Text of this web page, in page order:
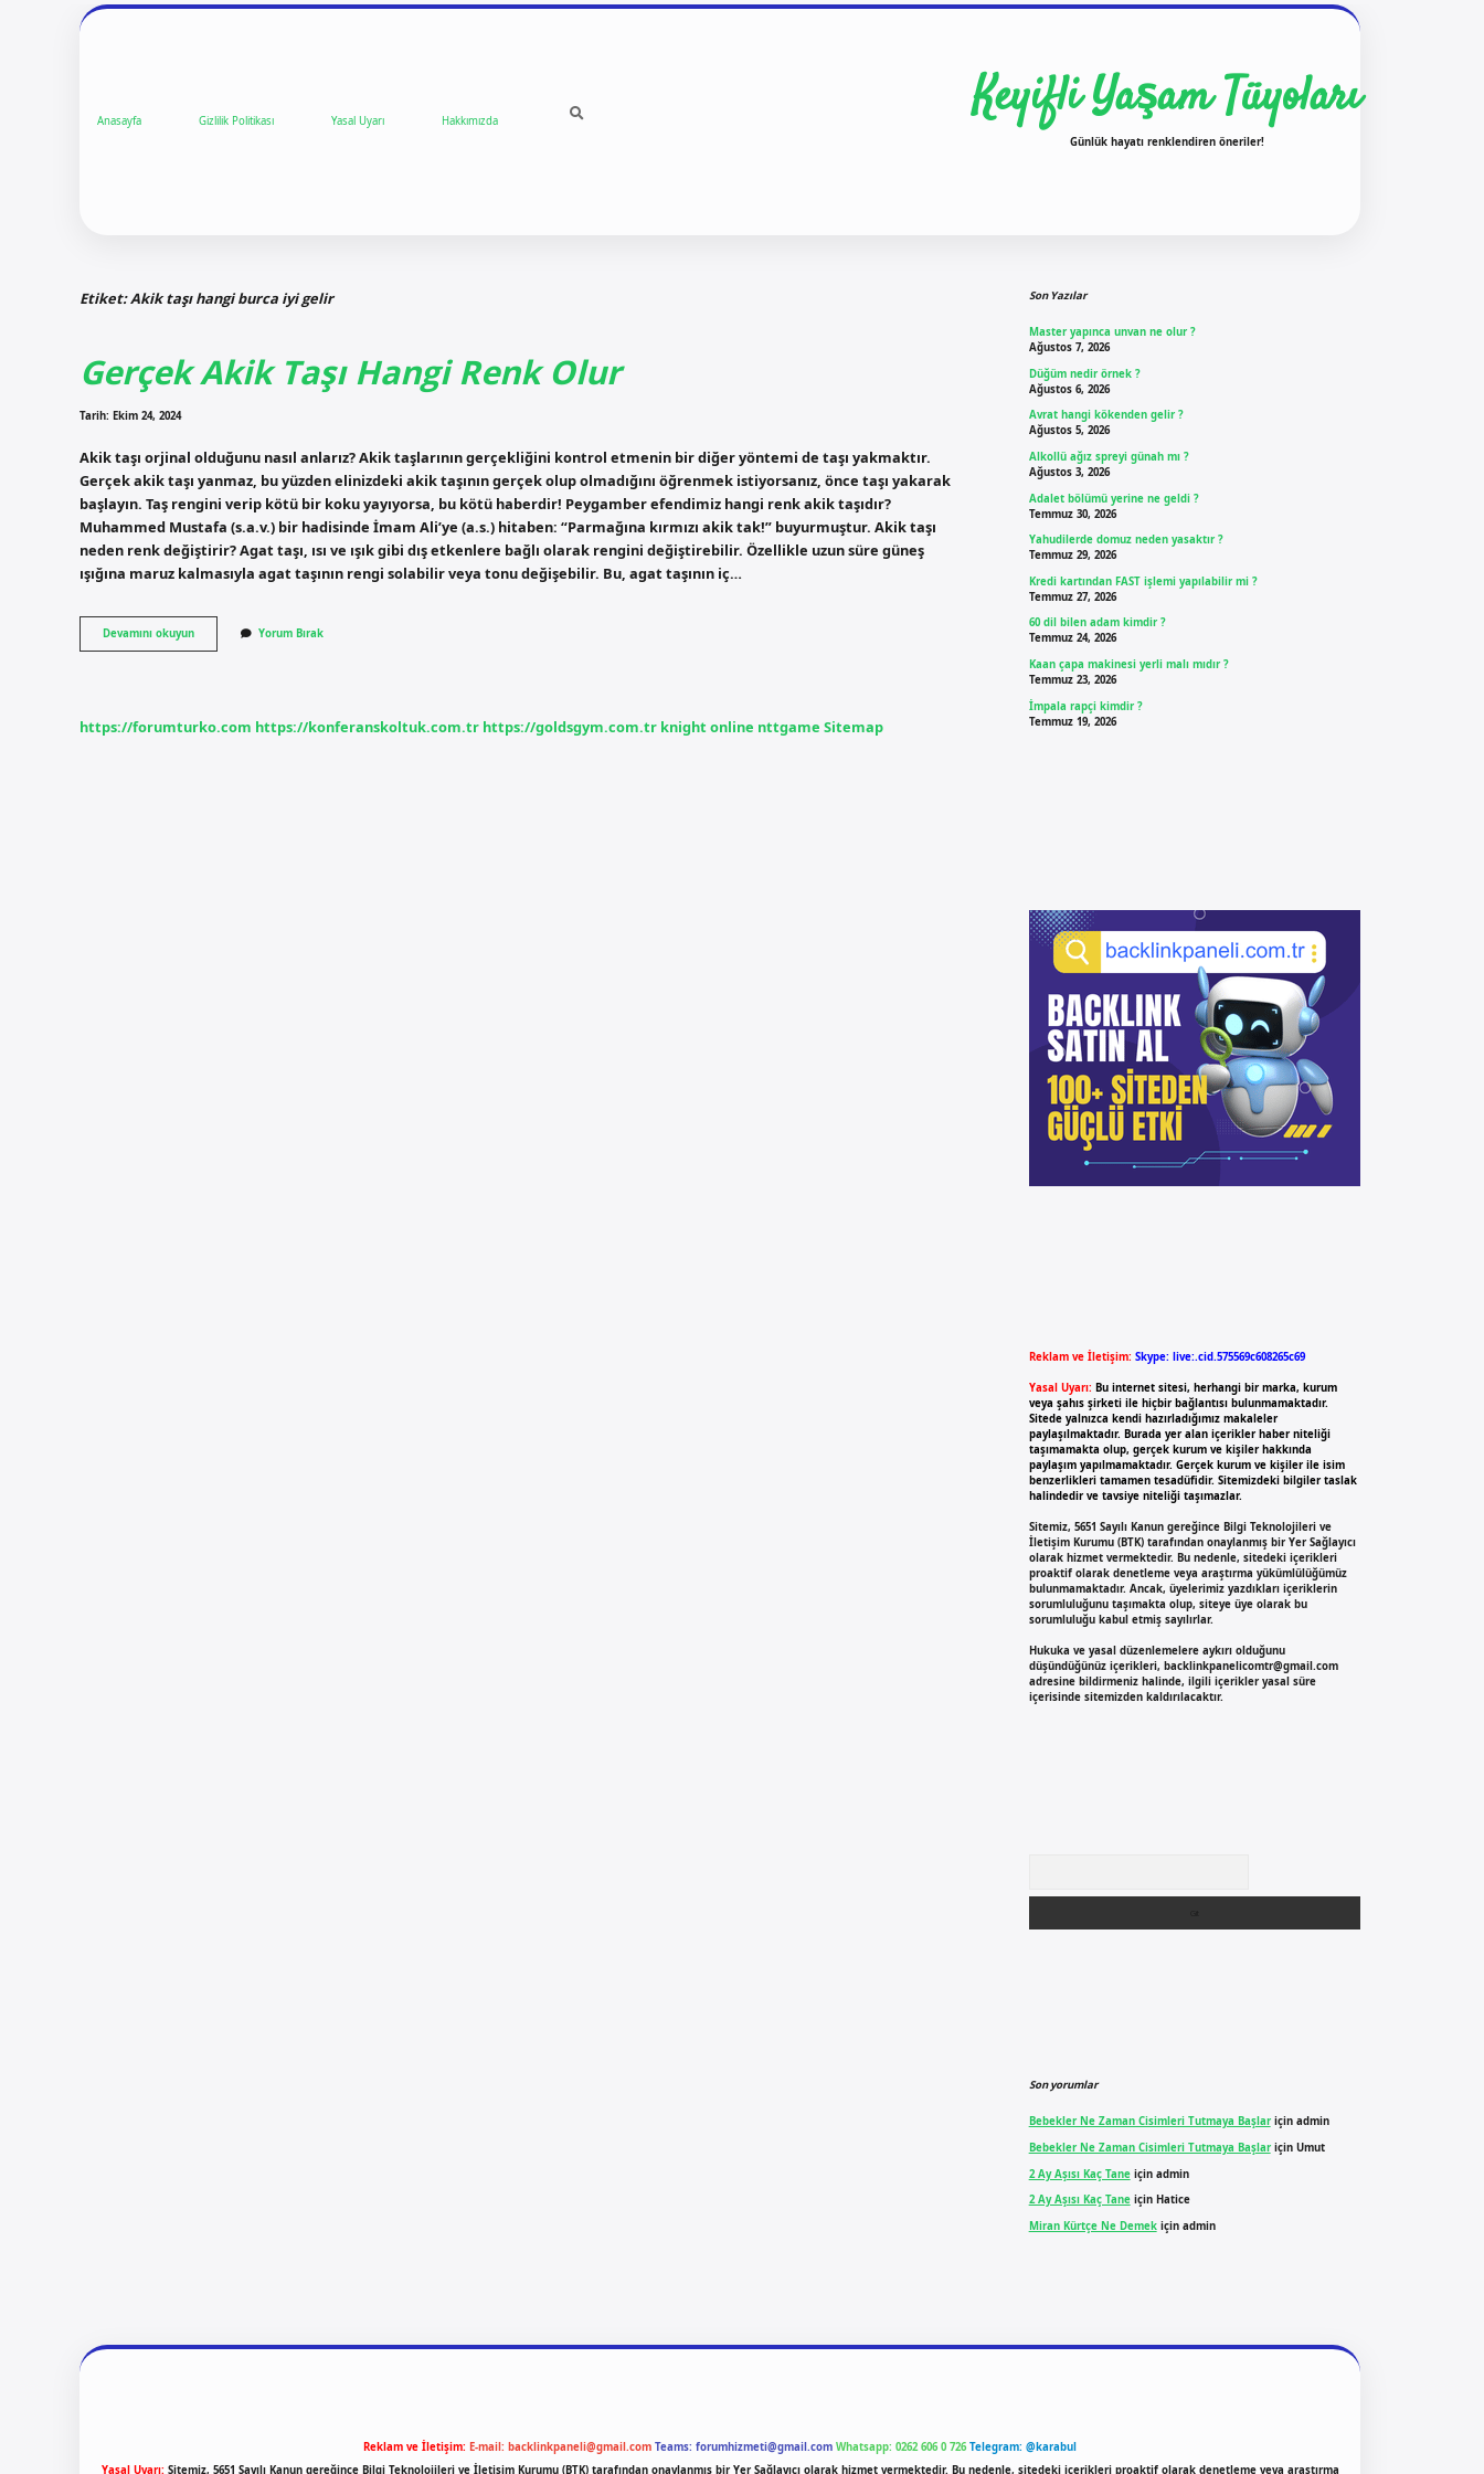
Anasayfa Gizlilik Politikası Yasal Uyarı Hakkımızda Keyifli Yaşam Tüyoları
Günlük hayatı renklendiren öneriler!
Etiket:Akik taşı hangi burca iyi gelir
Gerçek Akik Taşı Hangi Renk Olur
Tarih: Ekim 24, 2024
Akik taşı orjinal olduğunu nasıl anlarız? Akik taşlarının gerçekliğini kontrol etmenin bir diğer yöntemi de taşı yakmaktır.
Gerçek akik taşı yanmaz, bu yüzden elinizdeki akik taşının gerçek olup olmadığını öğrenmek istiyorsanız, önce taşı yakarak
başlayın. Taş rengini verip kötü bir koku yayıyorsa, bu kötü haberdir! Peygamber efendimiz hangi renk akik taşıdır?
Muhammed Mustafa (s.a.v.) bir hadisinde İmam Ali’ye (a.s.) hitaben: “Parmağına kırmızı akik tak!” buyurmuştur. Akik taşı
neden renk değiştirir? Agat taşı, ısı ve ışık gibi dış etkenlere bağlı olarak rengini değiştirebilir. Özellikle uzun süre güneş
ışığına maruz kalmasıyla agat taşının rengi solabilir veya tonu değişebilir. Bu, agat taşının iç…
Devamını okuyunGerçek
Akik
Yorum Bırak
https://forumturko.com https://konferanskoltuk.com.tr https://goldsgym.com.tr knight online nttgame Sitemap
Son Yazılar
Master yapınca unvan ne olur ?
Ağustos 7, 2026
Düğüm nedir örnek ?
Ağustos 6, 2026
Avrat hangi kökenden gelir ?
Ağustos 5, 2026
Alkollü ağız spreyi günah mı ?
Ağustos 3, 2026
Adalet bölümü yerine ne geldi ?
Temmuz 30, 2026
Yahudilerde domuz neden yasaktır ?
Temmuz 29, 2026
Kredi kartından FAST işlemi yapılabilir mi ?
Temmuz 27, 2026
60 dil bilen adam kimdir ?
Temmuz 24, 2026
Kaan çapa makinesi yerli malı mıdır ?
Temmuz 23, 2026
İmpala rapçi kimdir ?
Temmuz 19, 2026
Reklam ve İletişim: Skype: live:.cid.575569c608265c69
Yasal Uyarı: Bu internet sitesi, herhangi bir marka, kurum
veya şahıs şirketi ile hiçbir bağlantısı bulunmamaktadır.
Sitede yalnızca kendi hazırladığımız makaleler
paylaşılmaktadır. Burada yer alan içerikler haber niteliği
taşımamakta olup, gerçek kurum ve kişiler hakkında
paylaşım yapılmamaktadır. Gerçek kurum ve kişiler ile isim
benzerlikleri tamamen tesadüfidir. Sitemizdeki bilgiler taslak
halindedir ve tavsiye niteliği taşımazlar.
Sitemiz, 5651 Sayılı Kanun gereğince Bilgi Teknolojileri ve
İletişim Kurumu (BTK) tarafından onaylanmış bir Yer Sağlayıcı
olarak hizmet vermektedir. Bu nedenle, sitedeki içerikleri
proaktif olarak denetleme veya araştırma yükümlülüğümüz
bulunmamaktadır. Ancak, üyelerimiz yazdıkları içeriklerin
sorumluluğunu taşımakta olup, siteye üye olarak bu
sorumluluğu kabul etmiş sayılırlar.
Hukuka ve yasal düzenlemelere aykırı olduğunu
düşündüğünüz içerikleri, backlinkpanelicomtr@gmail.com
adresine bildirmeniz halinde, ilgili içerikler yasal süre
içerisinde sitemizden kaldırılacaktır.
Son yorumlar
Bebekler Ne Zaman Cisimleri Tutmaya Başlariçin admin
Bebekler Ne Zaman Cisimleri Tutmaya Başlariçin Umut
2 Ay Aşısı Kaç Taneiçin admin
2 Ay Aşısı Kaç Taneiçin Hatice
Miran Kürtçe Ne Demekiçin admin
Reklam ve İletişim: E-mail: backlinkpaneli@gmail.com Teams: forumhizmeti@gmail.com Whatsapp: 0262 606 0 726 Telegram: @karabul
Yasal Uyarı: Sitemiz, 5651 Sayılı Kanun gereğince Bilgi Teknolojileri ve İletişim Kurumu (BTK) tarafından onaylanmış bir Yer Sağlayıcı olarak hizmet vermektedir. Bu nedenle, sitedeki içerikleri proaktif olarak denetleme veya araştırma